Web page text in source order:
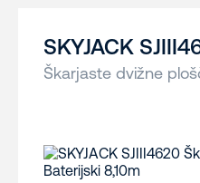
SKYJACK
Škarjaste dvižne